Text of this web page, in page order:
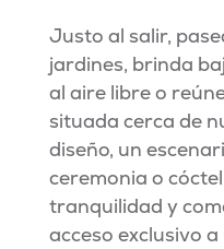
Justo al salir,
jardines, brinda
al aire libre o
situada cerca de
diseño, un
ceremonia o
tranquilidad y
acceso exclusivo